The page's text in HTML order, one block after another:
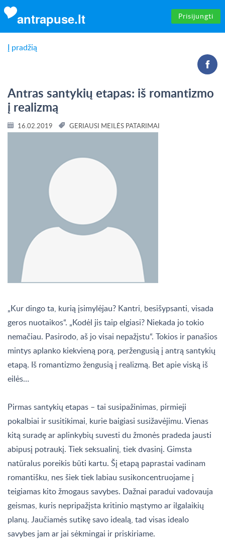
antrapuse.lt Prisijungti
Į pradžią
Antras santykių etapas: iš romantizmo
į realizmą
16.02.2019 GERIAUSI MEILĖS PATARIMAI
„Kur dingo ta, kurią įsimylėjau? Kantri, besišypsanti, visada
geros nuotaikos“. „Kodėl jis taip elgiasi? Niekada jo tokio
nemačiau. Pasirodo, aš jo visai nepažįstu“. Tokios ir panašios
mintys aplanko kiekvieną porą, peržengusią į antrą santykių
etapą. Iš romantizmo žengusią į realizmą. Bet apie viską iš
eilės…
Pirmas santykių etapas – tai susipažinimas, pirmieji
pokalbiai ir susitikimai, kurie baigiasi susižavėjimu. Vienas
kitą suradę ar aplinkybių suvesti du žmonės pradeda jausti
abipusį potraukį. Tiek seksualinį, tiek dvasinį. Gimsta
natūralus poreikis būti kartu. Šį etapą paprastai vadinam
romantišku, nes šiek tiek labiau susikoncentruojame į
teigiamas kito žmogaus savybes. Dažnai paradui vadovauja
geismas, kuris nepripažįsta kritinio mąstymo ar ilgalaikių
planų. Jaučiamės sutikę savo idealą, tad visas idealo
savybes jam ar jai sėkmingai ir priskiriame.